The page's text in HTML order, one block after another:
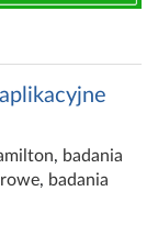
, badania
, badania